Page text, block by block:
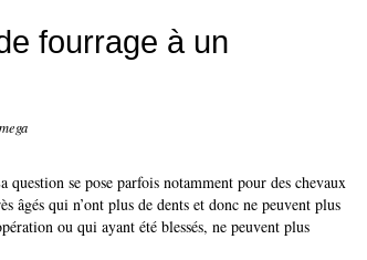
fourrage à un
question se pose parfois notamment pour des chevaux
âgés qui n’ont plus de dents et donc ne peuvent plus
ou qui ayant été blessés, ne peuvent plus